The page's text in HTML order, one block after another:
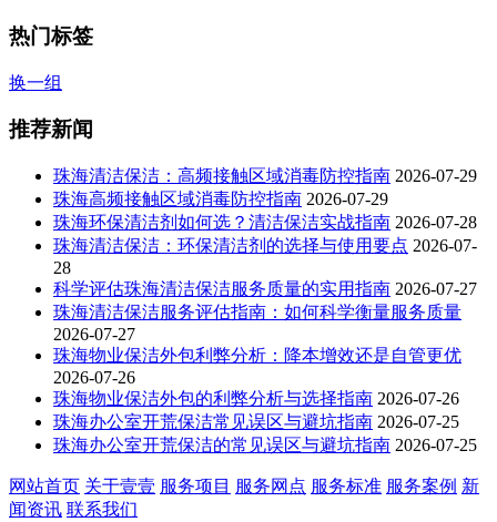
热门标签
换一组
推荐新闻
珠海清洁保洁：高频接触区域消毒防控指南 2026-07-29
珠海高频接触区域消毒防控指南 2026-07-29
珠海环保清洁剂如何选？清洁保洁实战指南 2026-07-28
珠海清洁保洁：环保清洁剂的选择与使用要点 2026-07-
28
科学评估珠海清洁保洁服务质量的实用指南 2026-07-27
珠海清洁保洁服务评估指南：如何科学衡量服务质量
2026-07-27
珠海物业保洁外包利弊分析：降本增效还是自管更优
2026-07-26
珠海物业保洁外包的利弊分析与选择指南 2026-07-26
珠海办公室开荒保洁常见误区与避坑指南 2026-07-25
珠海办公室开荒保洁的常见误区与避坑指南 2026-07-25
网站首页 关于壹壹 服务项目 服务网点 服务标准 服务案例 新
闻资讯 联系我们